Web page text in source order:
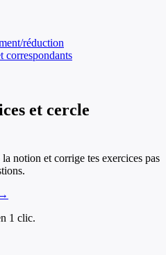
réduction
correspondants
et cercle
notion et corrige tes exercices pas
1 clic.